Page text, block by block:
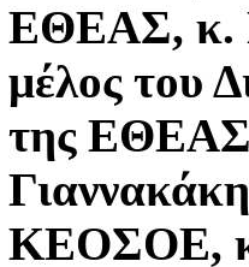
ΕΘΕΑΣ, κ.
μέλος του
της
ΚΕΟΣΟΕ,